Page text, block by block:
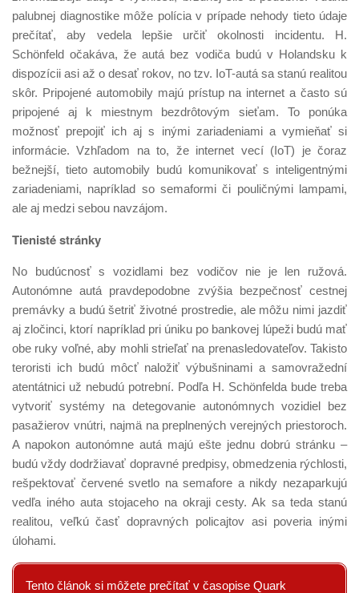
palubnej diagnostike môže polícia v prípade nehody tieto údaje
prečítať, aby vedela lepšie určiť okolnosti incidentu. H.
Schönfeld očakáva, že autá bez vodiča budú v Holandsku k
dispozícii asi až o desať rokov, no tzv. IoT-autá sa stanú realitou
skôr. Pripojené automobily majú prístup na internet a často sú
pripojené aj k miestnym bezdrôtovým sieťam. To ponúka
možnosť prepojiť ich aj s inými zariadeniami a vymieňať si
informácie. Vzhľadom na to, že internet vecí (IoT) je čoraz
bežnejší, tieto automobily budú komunikovať s inteligentnými
zariadeniami, napríklad so semaformi či pouličnými lampami,
ale aj medzi sebou navzájom.
Tienisté stránky
No budúcnosť s vozidlami bez vodičov nie je len ružová.
Autonómne autá pravdepodobne zvýšia bezpečnosť cestnej
premávky a budú šetriť životné prostredie, ale môžu nimi jazdiť
aj zločinci, ktorí napríklad pri úniku po bankovej lúpeži budú mať
obe ruky voľné, aby mohli strieľať na prenasledovateľov. Takisto
teroristi ich budú môcť naložiť výbušninami a samovražední
atentátnici už nebudú potrební. Podľa H. Schönfelda bude treba
vytvoriť systémy na detegovanie autonómnych vozidiel bez
pasažierov vnútri, najmä na preplnených verejných priestoroch.
A napokon autonómne autá majú ešte jednu dobrú stránku –
budú vždy dodržiavať dopravné predpisy, obmedzenia rýchlosti,
rešpektovať červené svetlo na semafore a nikdy nezaparkujú
vedľa iného auta stojaceho na okraji cesty. Ak sa teda stanú
realitou, veľkú časť dopravných policajtov asi poveria inými
úlohami.
Tento článok si môžete prečítať v časopise Quark